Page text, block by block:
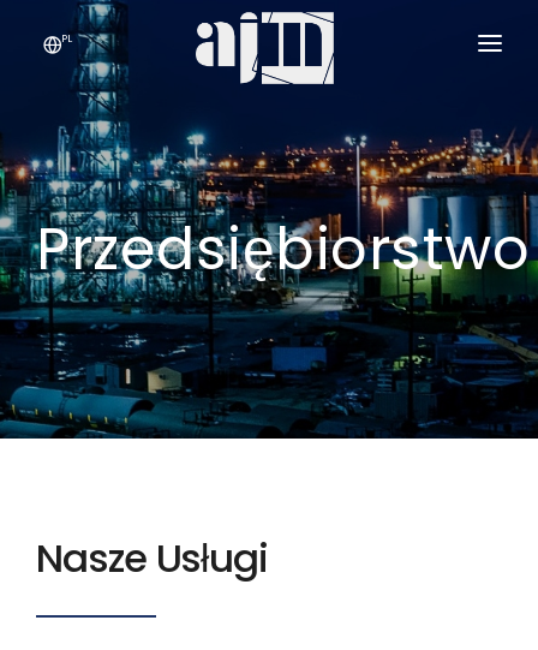
PL
PRZEDSIĘBIORSTWO
USŁUGI I PRODUKTY ›
JAKOŚĆ
KONTAKT
Przedsiębiorstwo
Nasze Usługi